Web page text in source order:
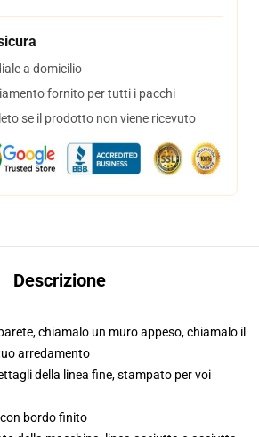
a domicilio
fornito per tutti i pacchi
se il prodotto non viene ricevuto
Descrizione
chiamalo un muro appeso, chiamalo il
arredamento
della linea fine, stampato per voi
bordo finito